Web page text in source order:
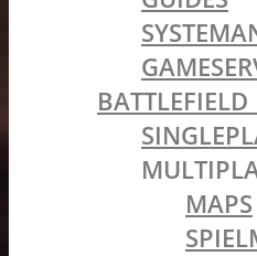
MAPS